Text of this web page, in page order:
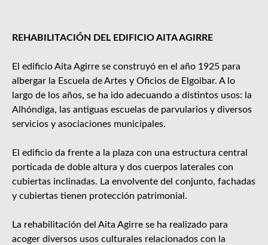
REHABILITACIÓN DEL EDIFICIO AITA AGIRRE
El edificio Aita Agirre se construyó en el año 1925 para
albergar la Escuela de Artes y Oficios de Elgoibar. A lo
largo de los años, se ha ido adecuando a distintos usos: la
Alhóndiga, las antiguas escuelas de parvularios y diversos
servicios y asociaciones municipales.
El edificio da frente a la plaza con una estructura central
porticada de doble altura y dos cuerpos laterales con
cubiertas inclinadas. La envolvente del conjunto, fachadas
y cubiertas tienen protección patrimonial.
La rehabilitación del Aita Agirre se ha realizado para
acoger diversos usos culturales relacionados con la